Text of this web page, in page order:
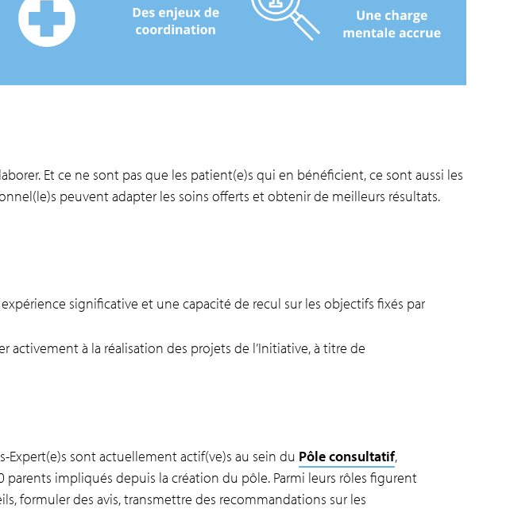
Et ce ne sont pas que les patient(e)s qui en bénéficient, ce sont aussi les
peuvent adapter les soins offerts et obtenir de meilleurs résultats.
significative et une capacité de recul sur les objectifs fixés par
à la réalisation des projets de l’Initiative, à titre de
Expert(e)s sont actuellement actif(ve)s au sein du Pôle consultatif,
parents impliqués depuis la création du pôle. Parmi leurs rôles figurent
formuler des avis, transmettre des recommandations sur les